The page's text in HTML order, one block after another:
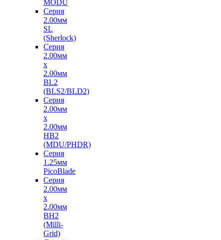
MODU
Серия
2.00мм
SL
(Sherlock)
Серия
2.00мм
x
2.00мм
BL2
(BLS2/BLD2)
Серия
2.00мм
x
2.00мм
HB2
(MDU/PHDR)
Серия
1.25мм
PicoBlade
Серия
2.00мм
х
2.00мм
BH2
(Milli-
Grid)